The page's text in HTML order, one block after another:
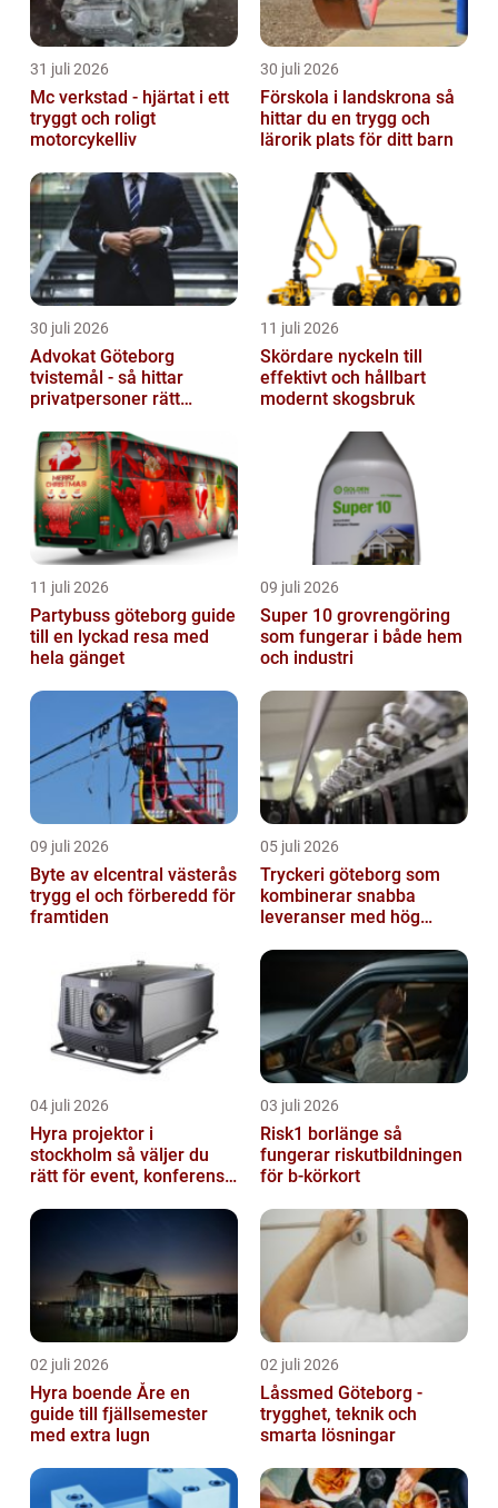
31 juli 2026
Mc verkstad - hjärtat i ett
tryggt och roligt
motorcykelliv
30 juli 2026
Förskola i landskrona så
hittar du en trygg och
lärorik plats för ditt barn
30 juli 2026
Advokat Göteborg
tvistemål - så hittar
privatpersoner rätt
11 juli 2026
Skördare nyckeln till
effektivt och hållbart
modernt skogsbruk
11 juli 2026
Partybuss göteborg guide
till en lyckad resa med
hela gänget
09 juli 2026
Super 10 grovrengöring
som fungerar i både hem
och industri
09 juli 2026
Byte av elcentral västerås
trygg el och förberedd för
framtiden
05 juli 2026
Tryckeri göteborg som
kombinerar snabba
leveranser med hög
04 juli 2026
Hyra projektor i
stockholm så väljer du
rätt för event, konferens
03 juli 2026
Risk1 borlänge så
fungerar riskutbildningen
för b-körkort
02 juli 2026
Hyra boende Åre en
guide till fjällsemester
med extra lugn
02 juli 2026
Låssmed Göteborg -
trygghet, teknik och
smarta lösningar